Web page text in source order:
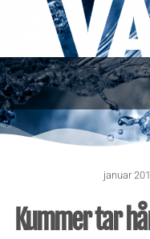
januar
Kummer tar